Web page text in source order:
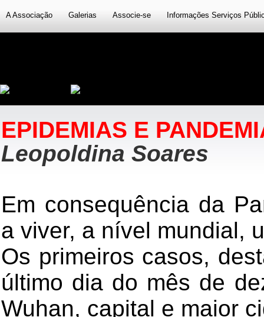
A Associação Galerias Associe-se Informações Serviços
EPIDEMIAS E
Leopoldina Soares
Em consequência da
a viver, a nível mundial,
Os primeiros casos,
último dia do mês de
Wuhan, capital e maior